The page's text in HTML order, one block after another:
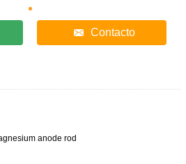
Contacto
anode rod